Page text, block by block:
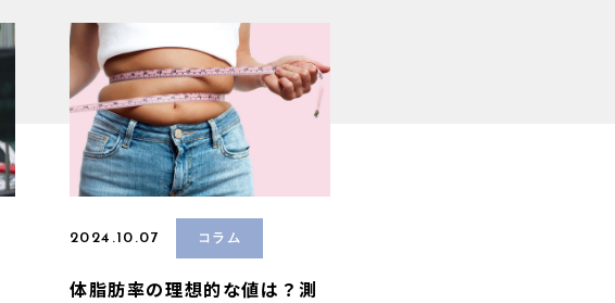
2024.10.07 コラム
体脂肪率の理想的な値は？測